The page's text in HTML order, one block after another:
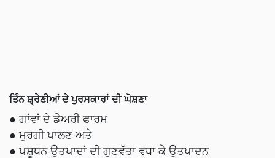
ਤਿੰਨ ਸ਼੍ਰੇਣੀਆਂ ਦੇ ਪੁਰਸਕਾਰਾਂ ਦੀ ਘੋਸ਼ਣਾ
● ਗਾਂਵਾਂ ਦੇ ਡੇਅਰੀ ਫਾਰਮ
● ਮੁਰਗੀ ਪਾਲਣ ਅਤੇ
● ਪਸ਼ੂਧਨ ਉਤਪਾਦਾਂ ਦੀ ਗੁਣਵੱਤਾ ਵਧਾ ਕੇ ਉਤਪਾਦਨ